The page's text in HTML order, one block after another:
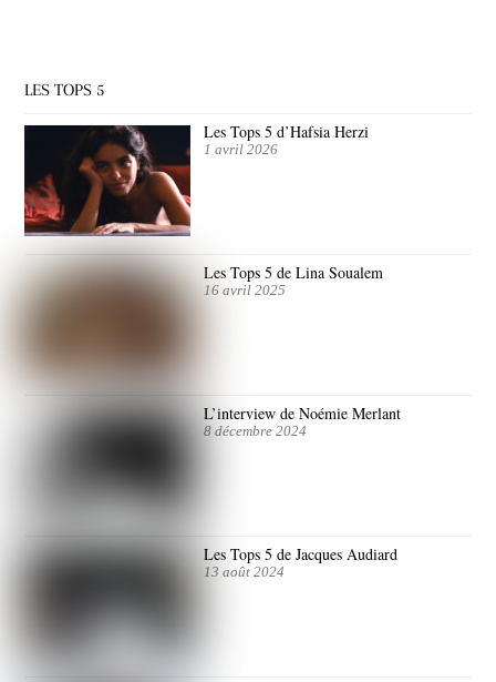
LES TOPS 5
Les Tops 5 d’Hafsia Herzi
1 avril 2026
Les Tops 5 de Lina Soualem
16 avril 2025
L’interview de Noémie Merlant
8 décembre 2024
Les Tops 5 de Jacques Audiard
13 août 2024